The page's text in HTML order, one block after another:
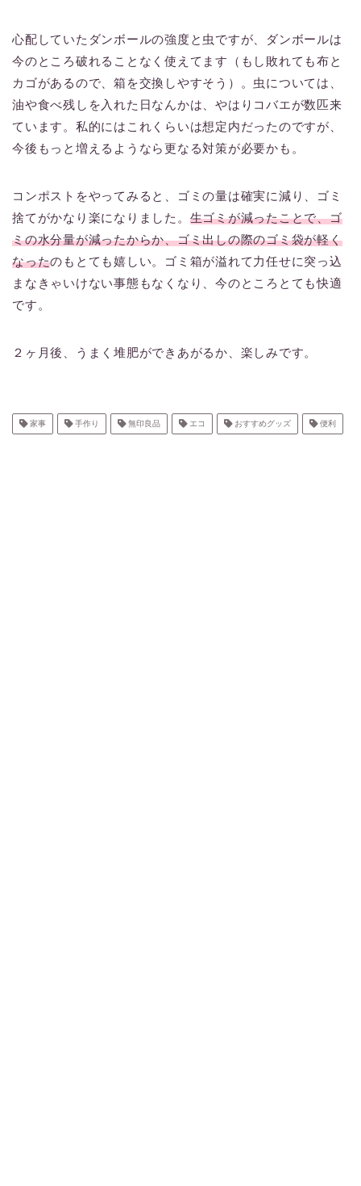
心配していたダンボールの強度と虫ですが、ダンボールは
今のところ破れることなく使えてます（もし敗れても布と
カゴがあるので、箱を交換しやすそう）。虫については、
油や食べ残しを入れた日なんかは、やはりコバエが数匹来
ています。私的にはこれくらいは想定内だったのですが、
今後もっと増えるようなら更なる対策が必要かも。
コンポストをやってみると、ゴミの量は確実に減り、ゴミ
捨てがかなり楽になりました。 生ゴミが減ったことで、ゴ
ミの水分量が減ったからか、ゴミ出しの際のゴミ袋が軽く
なったのもとても嬉しい。ゴミ箱が溢れて力任せに突っ込
まなきゃいけない事態もなくなり、今のところとても快適
です。
２ヶ月後、うまく堆肥ができあがるか、楽しみです。
家事 手作り 無印良品 エコ おすすめグッズ 便利